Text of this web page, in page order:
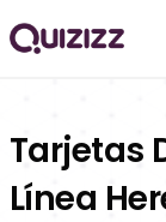
Tarjetas
Línea